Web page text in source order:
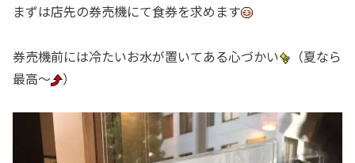
まずは店先の券売機にて食券を求めます
券売機前には冷たいお水が置いてある心づかい
（夏なら
最高～
）